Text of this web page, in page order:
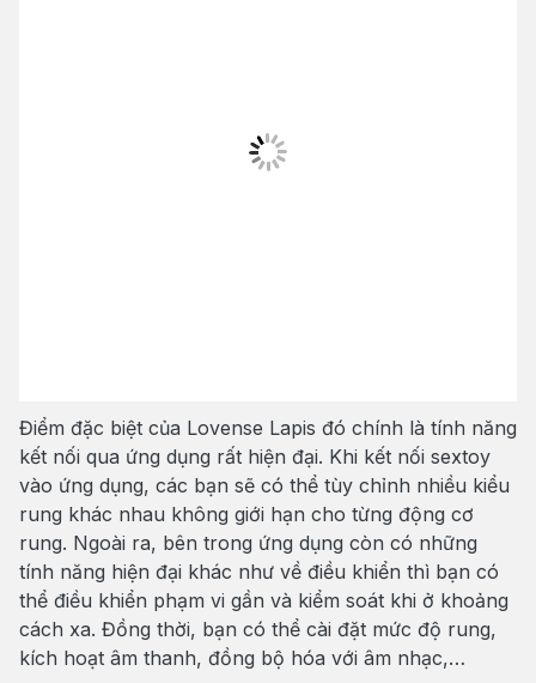
Điểm đặc biệt của Lovense Lapis đó chính là tính năng
kết nối qua ứng dụng rất hiện đại. Khi kết nối sextoy
vào ứng dụng, các bạn sẽ có thể tùy chỉnh nhiều kiểu
rung khác nhau không giới hạn cho từng động cơ
rung. Ngoài ra, bên trong ứng dụng còn có những
tính năng hiện đại khác như về điều khiển thì bạn có
thể điều khiển phạm vi gần và kiểm soát khi ở khoảng
cách xa. Đồng thời, bạn có thể cài đặt mức độ rung,
kích hoạt âm thanh, đồng bộ hóa với âm nhạc,…